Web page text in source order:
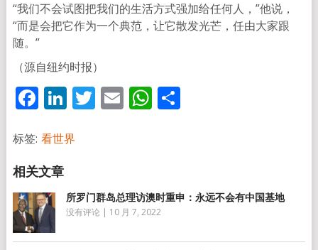
“我们不会试图把我们的生活方式强加给任何人，”他说，
“而是会把它作为一个典范，让它散发光芒，任由大家跟
随。”
（源自纽约时报）
Facebook
LinkedIn
Twitter
EmailWhatsApp
分
标签: 看世界
所罗门群岛总理访澳时重申：永远不会有中国基地
没有评论 | 10 月 7, 2022